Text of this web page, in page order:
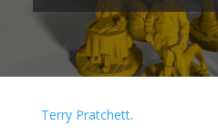
Terry Pratchett.